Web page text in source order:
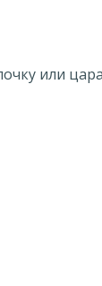
или